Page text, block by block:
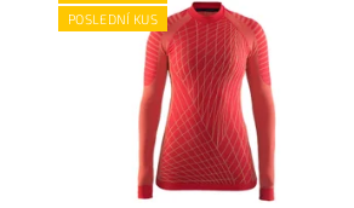
POSLEDNÍ KUS